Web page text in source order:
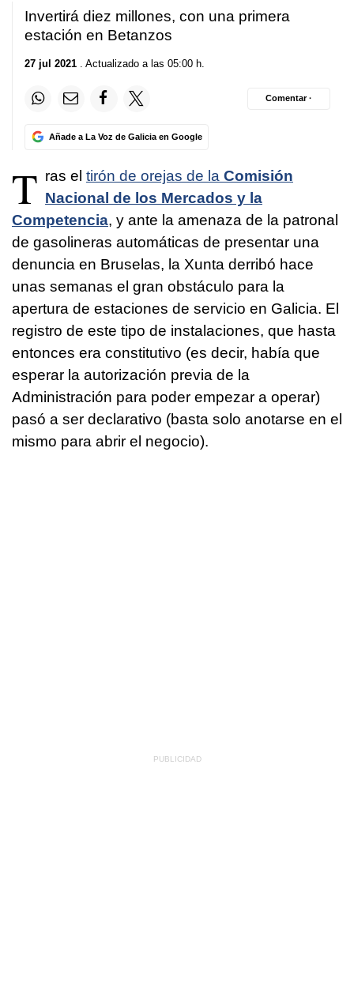
Invertirá diez millones, con una primera
estación en Betanzos
27 jul 2021 . Actualizado a las 05:00 h.
Añade a La Voz de Galicia en Google
Comentar ·
T ras el tirón de orejas de la Comisión
Nacional de los Mercados y la
Competencia, y ante la amenaza de la patronal
de gasolineras automáticas de presentar una
denuncia en Bruselas, la Xunta derribó hace
unas semanas el gran obstáculo para la
apertura de estaciones de servicio en Galicia. El
registro de este tipo de instalaciones, que hasta
entonces era constitutivo (es decir, había que
esperar la autorización previa de la
Administración para poder empezar a operar)
pasó a ser declarativo (basta solo anotarse en el
mismo para abrir el negocio).